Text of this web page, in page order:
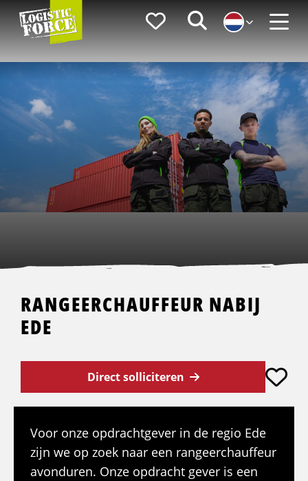
Logistic
Force
FavorietenZoeken
RANGEERCHAUFFEUR NABIJ
EDE
Direct solliciteren
Voor onze opdrachtgever in de regio Ede
zijn we op zoek naar een rangeerchauffeur
avonduren. Onze opdracht gever is een